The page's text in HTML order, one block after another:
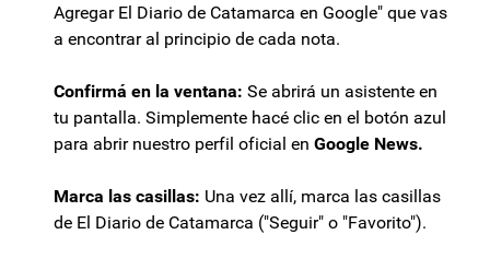
Agregar El Diario de Catamarca en Google" que vas
a encontrar al principio de cada nota.
Confirmá en la ventana: Se abrirá un asistente en
tu pantalla. Simplemente hacé clic en el botón azul
para abrir nuestro perfil oficial en Google News.
Marca las casillas: Una vez allí, marca las casillas
de El Diario de Catamarca ("Seguir" o "Favorito").